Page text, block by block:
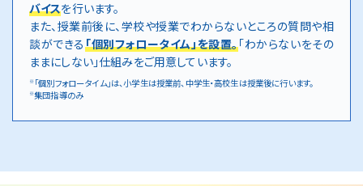
バイスを行います。
また、授業前後に、学校や授業でわからないところの質問や相
談ができる「個別フォロータイム」を設置。「わからないをその
ままにしない」仕組みをご用意しています。
※ 「個別フォロータイム」は、小学生は授業前、中学生・高校生は授業後に行います。
※集団指導のみ